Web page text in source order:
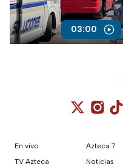
03:00
Cuenta
En vivo
TV Azteca
Azteca 7
Noticias